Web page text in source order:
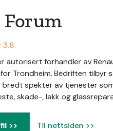
3.8
autorisert forhandler av
Trondheim. Bedriften tilbyr
spekter av tjenester
skade-, lakk og
>> Til nettsiden >>